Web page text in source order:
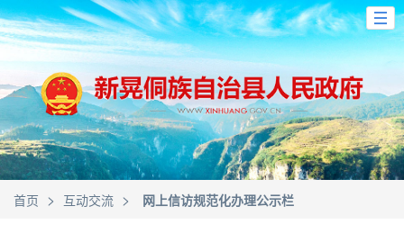
首页 > 互动交流 > 网上信访规范化办理公示栏